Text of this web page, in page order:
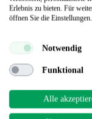
Terrassendielen
Erlebnis zu bieten. Für
öffnen Sie die Einstellungen.
Notwendig
Funktional
Alle